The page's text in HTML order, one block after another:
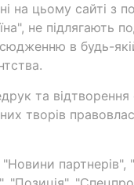
на цьому сайті з
не підлягають
в будь-
та відтворення
творів
партнерів",